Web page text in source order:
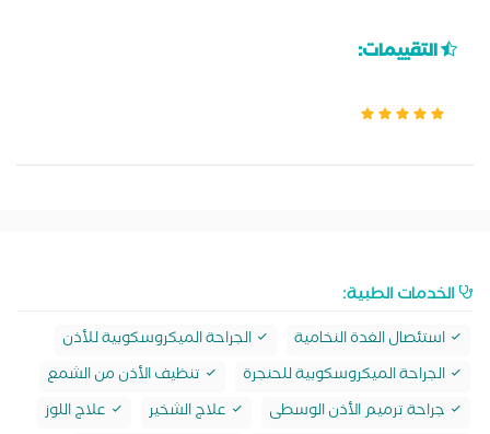
التقييمات:
الخدمات الطبية:
استئصال الغدة النخامية
الجراحة الميكروسكوبية للأذن
الجراحة الميكروسكوبية للحنجرة
تنظيف الأذن من الشمع
جراحة ترميم الأذن الوسطى
علاج الشخير
علاج اللوز